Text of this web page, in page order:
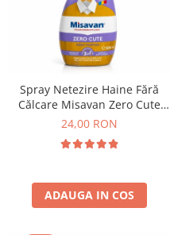
Spray Netezire Haine Fără
Călcare Misavan Zero Cute
Zero Parfum 500 ml
24,00 RON
ADAUGA IN COS